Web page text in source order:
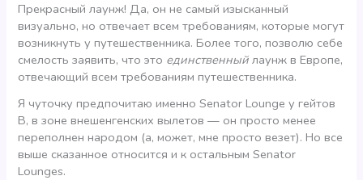
Прекрасный лаунж! Да, он не самый изысканный
визуально, но отвечает всем требованиям, которые могут
возникнуть у путешественника. Более того, позволю себе
смелость заявить, что это единственный лаунж в Европе,
отвечающий всем требованиям путешественника.
Я чуточку предпочитаю именно Senator Lounge у гейтов
B, в зоне внешенгенских вылетов — он просто менее
переполнен народом (а, может, мне просто везет). Но все
выше сказанное относится и к остальным Senator
Lounges.